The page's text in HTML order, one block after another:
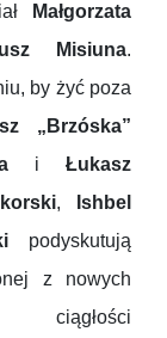
Małgorzata
Misiuna.
by żyć poza
„Brzóska”
i Łukasz
,
Ishbel
podyskutują
z nowych